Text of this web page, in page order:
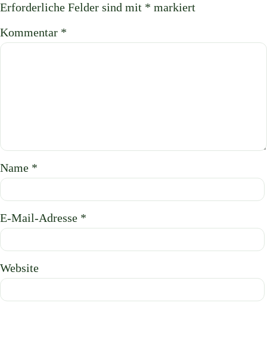
Erforderliche Felder sind mit * markiert
Kommentar *
Name *
E-Mail-Adresse *
Website